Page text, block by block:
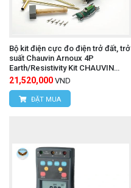
Bộ kit điện cực đo điện trở đất, trở
suất Chauvin Arnoux 4P
Earth/Resistivity Kit CHAUVIN
ARNOUX P01102024 (100m)
21,520,000 VND
ĐẶT MUA